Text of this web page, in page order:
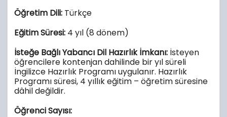
Öğretim Dili: Türkçe
Eğitim Süresi: 4 yıl (8 dönem)
İsteğe Bağlı Yabancı Dil Hazırlık İmkanı: İsteyen
öğrencilere kontenjan dahilinde bir yıl süreli
İngilizce Hazırlık Programı uygulanır. Hazırlık
Programı süresi, 4 yıllık eğitim – öğretim süresine
dâhil değildir.
Öğrenci Sayısı: